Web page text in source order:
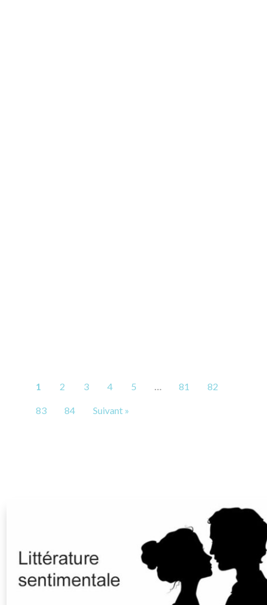
1 2 3 4 5 … 81 82
83 84 Suivant »